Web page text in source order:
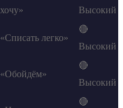
хочу»
Высокий
«Списать легко»
🔴
Высокий
«Обойдём»
🔴
Высокий
🔴